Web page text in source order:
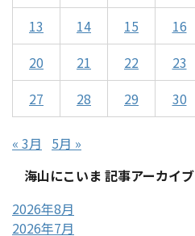
13
14 15 16
20
21 22 23
27
28 29 30
« 3月
5月 »
海山にこいま 記事アーカイブ
2026年8月
2026年7月